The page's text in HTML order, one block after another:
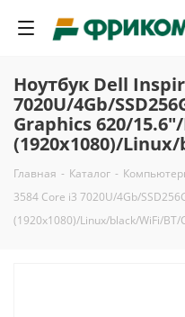
Ноутбук Dell
7020U/4Gb/
Graphics 620/
(1920x1080)/
Главная - Каталог -
3584 Core i3 7020U/4Gb/
(1920x1080)/Linux/black/WiFi/BT/